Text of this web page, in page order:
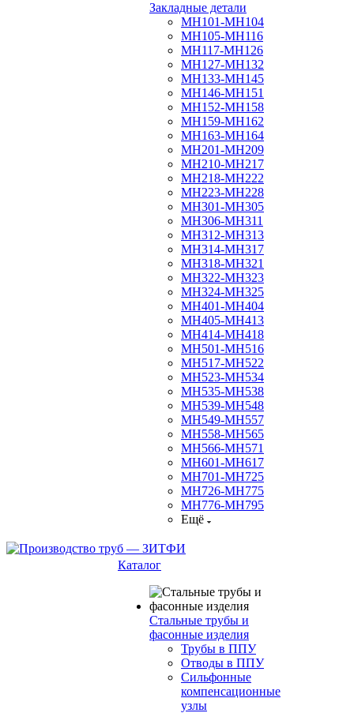
Закладные детали
МН101-МН104
МН105-МН116
МН117-МН126
МН127-МН132
МН133-МН145
МН146-МН151
МН152-МН158
МН159-МН162
МН163-МН164
МН201-МН209
МН210-МН217
МН218-МН222
МН223-МН228
МН301-МН305
МН306-МН311
МН312-МН313
МН314-МН317
МН318-МН321
МН322-МН323
МН324-МН325
МН401-МН404
МН405-МН413
МН414-МН418
МН501-МН516
МН517-МН522
МН523-МН534
МН535-МН538
МН539-МН548
МН549-МН557
МН558-МН565
МН566-МН571
МН601-МН617
МН701-МН725
МН726-МН775
МН776-МН795
Ещё
Каталог
Стальные трубы и
фасонные изделия
Трубы в ППУ
Отводы в ППУ
Сильфонные
компенсационные
узлы